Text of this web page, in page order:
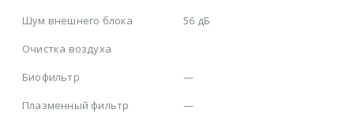
Шум внешнего блока
56 дБ
Очистка воздуха
Биофильтр
—
Плазменный фильтр
—